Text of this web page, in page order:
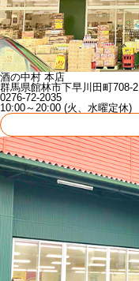
酒の中村 本店
群馬県館林市下早川田町708-2
0276-72-2035
10:00～20:00 (火、水曜定休)